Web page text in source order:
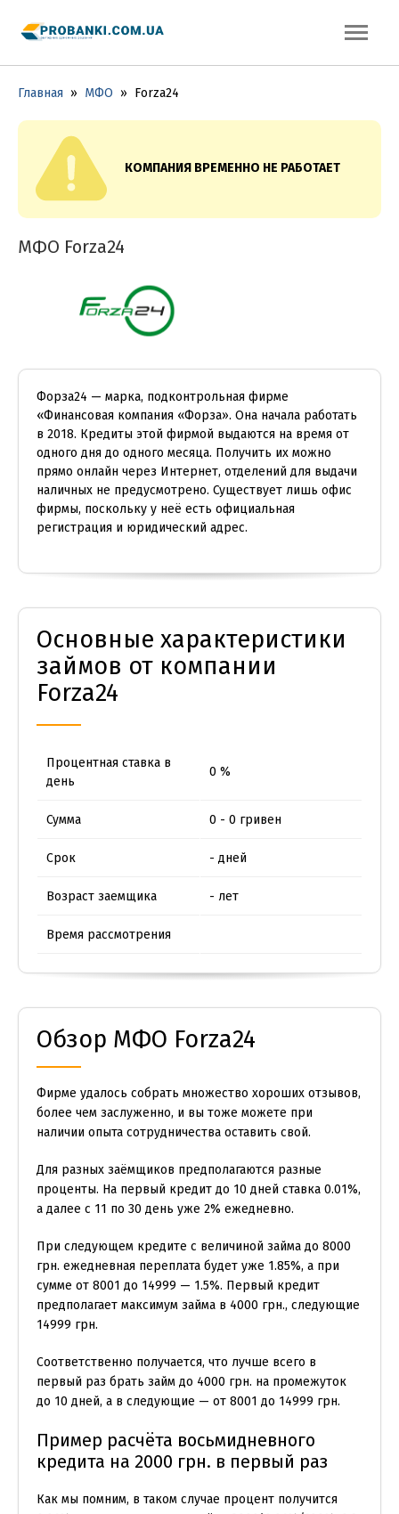
Главная » МФО » Forza24
МФО Forza24
КОМПАНИЯ ВРЕМЕННО НЕ РАБОТАЕТ
Форза24 — марка, подконтрольная фирме
«Финансовая компания «Форза». Она начала работать
в 2018. Кредиты этой фирмой выдаются на время от
одного дня до одного месяца. Получить их можно
прямо онлайн через Интернет, отделений для выдачи
наличных не предусмотрено. Существует лишь офис
фирмы, поскольку у неё есть официальная
регистрация и юридический адрес.
Основные характеристики
займов от компании
Forza24
Процентная ставка в
день
0 %
Сумма 0 - 0 гривен
Срок - дней
Возраст заемщика - лет
Время рассмотрения
Обзор МФО Forza24
Фирме удалось собрать множество хороших отзывов,
более чем заслуженно, и вы тоже можете при
наличии опыта сотрудничества оставить свой.
Для разных заёмщиков предполагаются разные
проценты. На первый кредит до 10 дней ставка 0.01%,
а далее с 11 по 30 день уже 2% ежедневно.
При следующем кредите с величиной займа до 8000
грн. ежедневная переплата будет уже 1.85%, а при
сумме от 8001 до 14999 — 1.5%. Первый кредит
предполагает максимум займа в 4000 грн., следующие
14999 грн.
Соответственно получается, что лучше всего в
первый раз брать займ до 4000 грн. на промежуток
до 10 дней, а в следующие — от 8001 до 14999 грн.
Пример расчёта восьмидневного
кредита на 2000 грн. в первый раз
Как мы помним, в таком случае процент получится